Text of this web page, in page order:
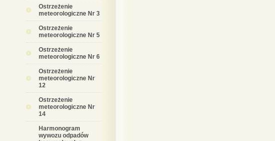
Ostrzeżenie
meteorologiczne Nr 3
Ostrzeżenie
meteorologiczne Nr 5
Ostrzeżenie
meteorologiczne Nr 6
Ostrzeżenie
meteorologiczne Nr
12
Ostrzeżenie
meteorologiczne Nr
14
Harmonogram
wywozu odpadów